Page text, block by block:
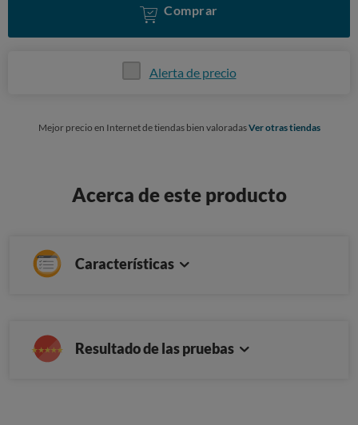
Comprar
Alerta de precio
Mejor precio en Internet de tiendas bien valoradasVer otras tiendas
Acerca de este producto
Características
Resultado de las pruebas